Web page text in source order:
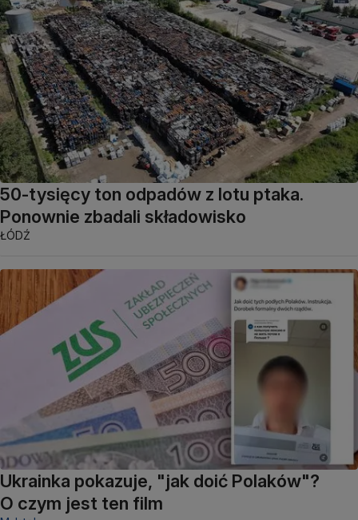
50-tysięcy ton odpadów z lotu ptaka.
Ponownie zbadali składowisko
ŁÓDŹ
Ukrainka pokazuje, "jak doić Polaków"?
O czym jest ten film